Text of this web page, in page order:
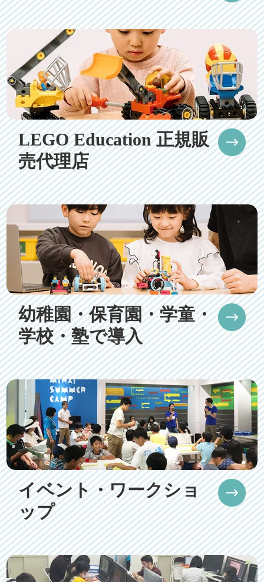
LEGO Education 正規販
売代理店
幼稚園・保育園・学童・
学校・塾で導入
イベント・ワークショ
ップ